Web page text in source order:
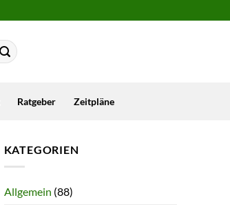
Ratgeber Zeitpläne
KATEGORIEN
Allgemein (88)